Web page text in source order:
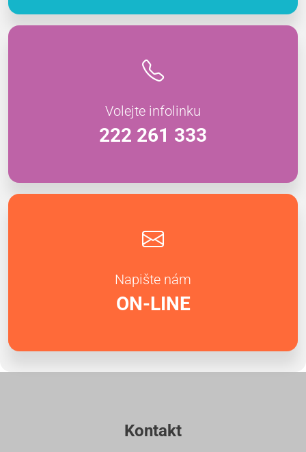
Volejte infolinku
222 261 333
Napište nám
ON-LINE
Kontakt